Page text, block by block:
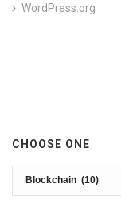
WordPress.org
CHOOSE ONE
Choose